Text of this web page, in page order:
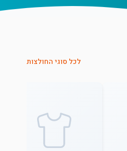
לכל סוגי החולצות